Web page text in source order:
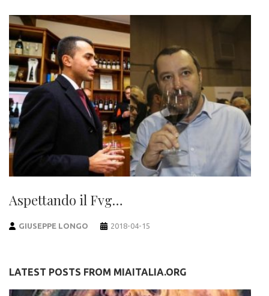
Aspettando il Fvg…
GIUSEPPE LONGO 2018-04-15
LATEST POSTS FROM MIAITALIA.ORG